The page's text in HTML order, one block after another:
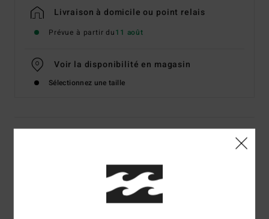
Livraison à domicile ou point relais
Prévue à partir du11 août
Voir la disponibilité en magasin
Sélectionnez une taille
Pantalon léger Beige Femme
Code couleur